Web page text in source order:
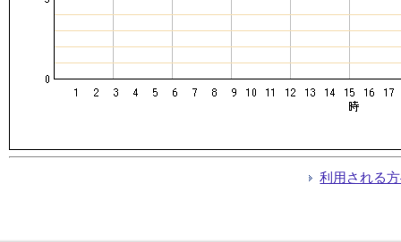
利用される